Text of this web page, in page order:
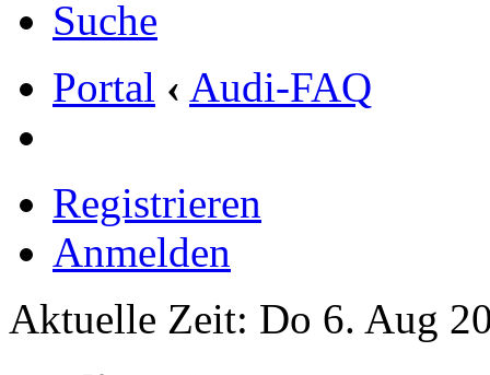
Suche
Portal ‹ Audi-FAQ
Registrieren
Anmelden
Aktuelle Zeit: Do 6. Aug